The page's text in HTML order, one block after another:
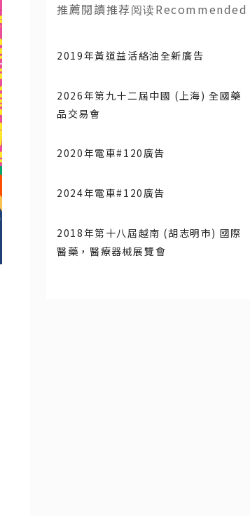
推薦閱讀推荐阅读Recommended
2019年黃道益活絡油全新廣告
2026年第九十二屆中國 (上海) 全國藥
品交易會
2020年電車#120廣告
2024年電車#120廣告
2018年第十八屆越南 (胡志明市) 國際
醫藥，醫療器械展覽會